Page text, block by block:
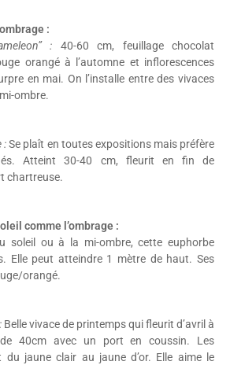
:
: 40-60 cm, feuillage chocolat
orangé à l’automne et inflorescences
en mai. On l’installe entre des vivaces
ombre.
:Se plaît en toutes expositions mais préfère
Atteint 30-40 cm, fleurit en fin de
chartreuse.
comme l’ombrage :
soleil ou à la mi-ombre, cette euphorbe
Elle peut atteindre 1 mètre de haut. Ses
orangé.
Belle vivace de printemps qui fleurit d’avril à
40cm avec un port en coussin. Les
du jaune clair au jaune d’or. Elle aime le